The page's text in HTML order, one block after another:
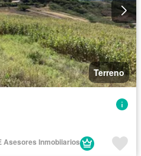
Terreno
Asesores Inmobiiarios